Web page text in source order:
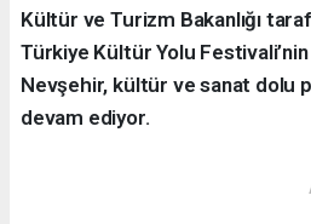
Kültür ve Turizm Bakanlığı
Türkiye Kültür Yolu
Nevşehir, kültür ve sanat dolu
devam ediyor.